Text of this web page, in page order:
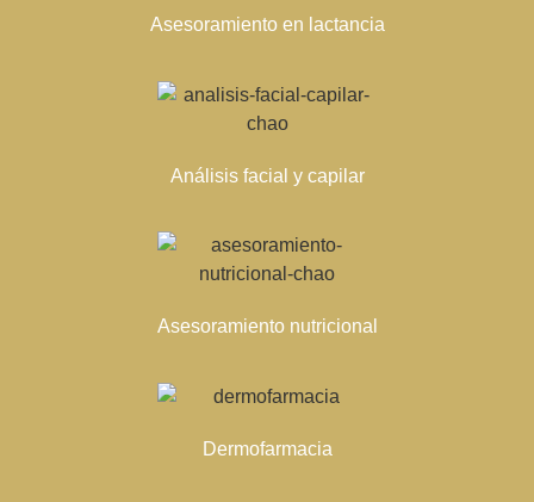
Asesoramiento en lactancia
Análisis facial y capilar
Asesoramiento nutricional
Dermofarmacia